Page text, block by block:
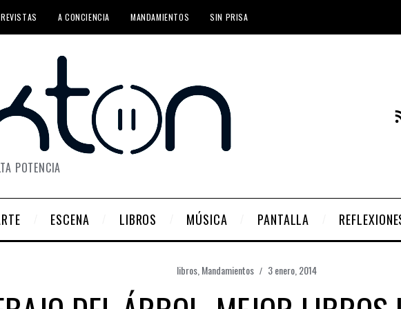
A CONCIENCIA MANDAMIENTOS SIN PRISA
POTENCIA
ESCENA LIBROS MÚSICA PANTALLA
libros, Mandamientos 3 enero, 2014